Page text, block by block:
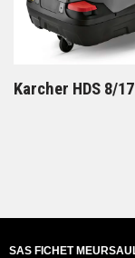
Karcher HDS 8/
SAS FICHET